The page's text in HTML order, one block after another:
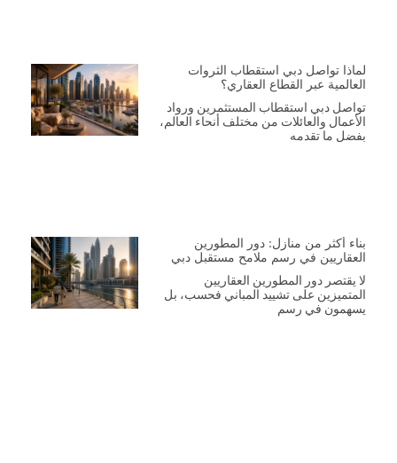
لماذا تواصل دبي استقطاب الثروات
العالمية عبر القطاع العقاري؟
تواصل دبي استقطاب المستثمرين ورواد
الأعمال والعائلات من مختلف أنحاء العالم،
بفضل ما تقدمه
بناء أكثر من منازل: دور المطورين
العقاريين في رسم ملامح مستقبل دبي
لا يقتصر دور المطورين العقاريين
المتميزين على تشييد المباني فحسب، بل
يسهمون في رسم